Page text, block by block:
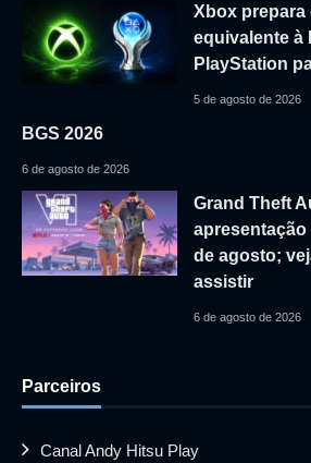
Xbox
equivalente à
PlayStation
5 de agosto de 2026
BGS 2026
6 de agosto de 2026
Grand Theft
apresentação
de agosto;
assistir
6 de agosto de 2026
Parceiros
Canal Andy Hitsu Play